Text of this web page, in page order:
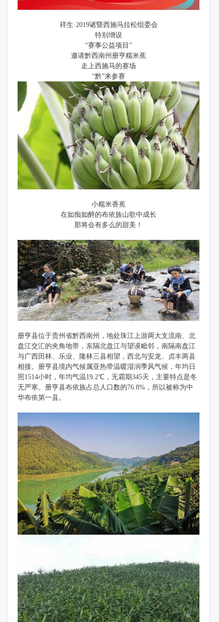
祥生·2019诸暨西施马拉松组委会
特别增设
“赛事公益项目”
邀请黔西南州册亨糯米蕉
走上西施马的赛场
“黔”来参赛
小糯米香蕉
在如痴如醉的布依族山歌中成长
那将会有多么的甜美！
册亨县位于贵州省黔西南州，地处珠江上游两大支流南、北
盘江交汇的夹角地带，东隔北盘江与望谟毗邻，南隔南盘江
与广西田林、乐业、隆林三县相望，西北与安龙、贞丰两县
相接。册亨县境内气候属亚热带温暖湿润季风气候，年均日
照1514小时，年均气温19.2℃，无霜期345天，主要特点是冬
无严寒。册亨县布依族占总人口数的76.8%，所以被称为中
华布依第一县。